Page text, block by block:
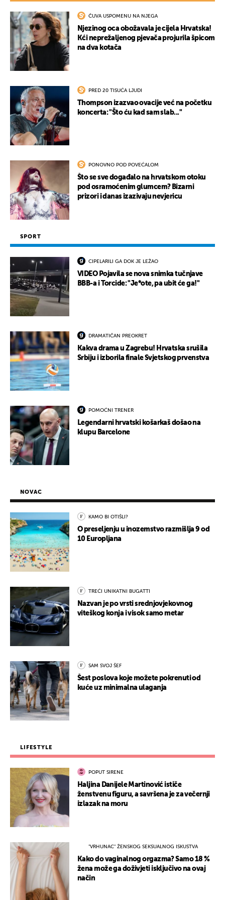
ČUVA USPOMENU NA NJEGA
Njezinog oca obožavala je cijela Hrvatska!
Kći neprežaljenog pjevača projurila špicom
na dva kotača
PRED 20 TISUĆA LJUDI
Thompson izazvao ovacije već na početku
koncerta: "Što ću kad sam slab..."
PONOVNO POD POVEĆALOM
Što se sve događalo na hrvatskom otoku
pod osramoćenim glumcem? Bizarni
prizori i danas izazivaju nevjericu
SPORT
CIPELARILI GA DOK JE LEŽAO
VIDEO Pojavila se nova snimka tučnjave
BBB-a i Torcide: "Je*ote, pa ubit će ga!"
DRAMATIČAN PREOKRET
Kakva drama u Zagrebu! Hrvatska srušila
Srbiju i izborila finale Svjetskog prvenstva
POMOĆNI TRENER
Legendarni hrvatski košarkaš došao na
klupu Barcelone
NOVAC
KAMO BI OTIŠLI?
O preseljenju u inozemstvo razmišlja 9 od
10 Europljana
TREĆI UNIKATNI BUGATTI
Nazvan je po vrsti srednjovjekovnog
viteškog konja i visok samo metar
SAM SVOJ ŠEF
Šest poslova koje možete pokrenuti od
kuće uz minimalna ulaganja
LIFESTYLE
POPUT SIRENE
Haljina Danijele Martinović ističe
ženstvenu figuru, a savršena je za večernji
izlazak na moru
"VRHUNAC" ŽENSKOG SEKSUALNOG ISKUSTVA
Kako do vaginalnog orgazma? Samo 18 %
žena može ga doživjeti isključivo na ovaj
način